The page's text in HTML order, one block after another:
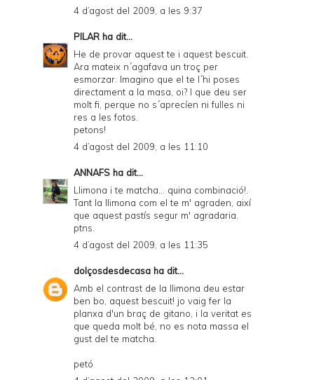
4 d’agost del 2009, a les 9:37
PILAR ha dit...
He de provar aquest te i aquest bescuit.
Ara mateix n´agafava un troç per
esmorzar. Imagino que el te l´hi poses
directament a la masa, oi? I que deu ser
molt fi, perque no s´aprecíen ni fulles ni
res a les fotos.
petons!
4 d’agost del 2009, a les 11:10
ANNAFS ha dit...
Llimona i te matcha... quina combinació!.
Tant la llimona com el te m' agraden, així
que aquest pastís segur m' agradaria.
ptns.
4 d’agost del 2009, a les 11:35
dolçosdesdecasa ha dit...
Amb el contrast de la llimona deu estar
ben bo, aquest bescuit! jo vaig fer la
planxa d'un braç de gitano, i la veritat es
que queda molt bé, no es nota massa el
gust del te matcha.
petó